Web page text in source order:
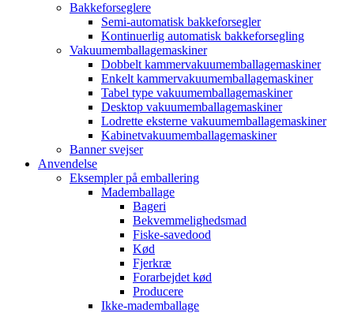
Bakkeforseglere
Semi-automatisk bakkeforsegler
Kontinuerlig automatisk bakkeforsegling
Vakuumemballagemaskiner
Dobbelt kammervakuumemballagemaskiner
Enkelt kammervakuumemballagemaskiner
Tabel type vakuumemballagemaskiner
Desktop vakuumemballagemaskiner
Lodrette eksterne vakuumemballagemaskiner
Kabinetvakuumemballagemaskiner
Banner svejser
Anvendelse
Eksempler på emballering
Mademballage
Bageri
Bekvemmelighedsmad
Fiske-savedood
Kød
Fjerkræ
Forarbejdet kød
Producere
Ikke-mademballage